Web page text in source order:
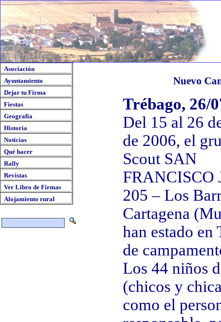
Asociación
Ayuntamiento
Dejar tu Firma
Fiestas
Geografía
Historia
Noticias
Qué hacer
Rally
Revistas
Ver Libro de Firmas
Alojamiento rural
Nuevo
Trébago, 26/
Del 15 al 26
de 2006, el
Scout SAN
FRANCISCO
205 – Los
Cartagena
han estado en
de
Los 44 niños
(chicos y
como el